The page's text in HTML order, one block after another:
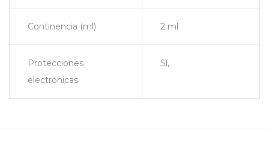
Continencia (ml) 2 ml
Protecciones
electrónicas
Sí,